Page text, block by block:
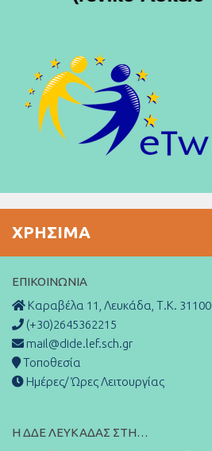
ΧΡΉΣΙΜΑ
ΕΠΙΚΟΙΝΩΝΊΑ
Καραβέλα 11, Λευκάδα, Τ.Κ. 31100
(+30)2645362215
mail@dide.lef.sch.gr
Τοποθεσία
Ημέρες/ Ώρες Λειτουργίας
Η ΔΔΕ ΛΕΥΚΑΔΑΣ ΣΤΗ…